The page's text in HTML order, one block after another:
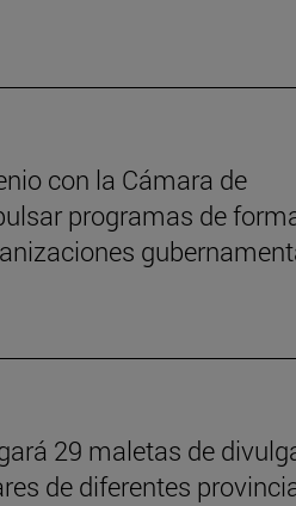
con la Cámara de
programas de
29 maletas de
de diferentes